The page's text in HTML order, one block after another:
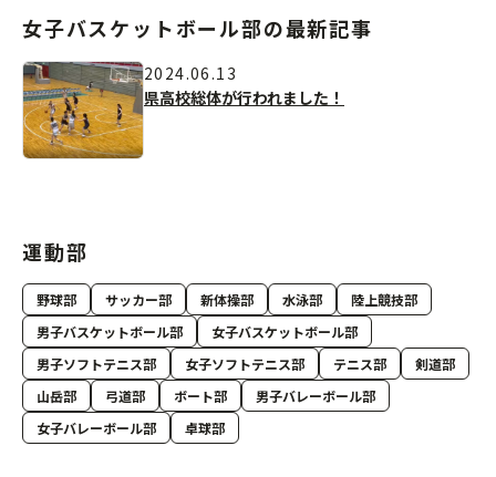
女子バスケットボール部の最新記事
2024.06.13
県高校総体が行われました！
運動部
野球部 サッカー部 新体操部 水泳部
陸上競技部
男子バスケットボール部
女子バスケットボール部
男子ソフトテニス部
女子ソフトテニス部 テニス部
剣道部
山岳部
弓道部 ボート部
男子バレーボール部
女子バレーボール部
卓球部